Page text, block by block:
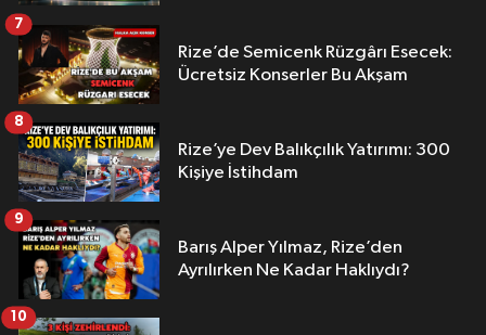
Rize’de Semicenk Rüzgârı Esecek:
Ücretsiz Konserler Bu Akşam
7
Rize’ye Dev Balıkçılık Yatırımı: 300
Kişiye İstihdam
8
Barış Alper Yılmaz, Rize’den
Ayrılırken Ne Kadar Haklıydı?
9
10